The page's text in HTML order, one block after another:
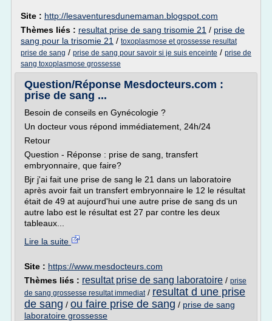
Site : http://lesaventuresdunemaman.blogspot.com
Thèmes liés : resultat prise de sang trisomie 21 / prise de
sang pour la trisomie 21 / toxoplasmose et grossesse resultat
prise de sang / prise de sang pour savoir si je suis enceinte / prise de
sang toxoplasmose grossesse
Question/Réponse Mesdocteurs.com :
prise de sang ...
Besoin de conseils en Gynécologie ?
Un docteur vous répond immédiatement, 24h/24
Retour
Question - Réponse : prise de sang, transfert
embryonnaire, que faire?
Bjr j'ai fait une prise de sang le 21 dans un laboratoire
après avoir fait un transfert embryonnaire le 12 le résultat
était de 49 at aujourd'hui une autre prise de sang ds un
autre labo est le résultat est 27 par contre les deux
tableaux...
Lire la suite
Site : https://www.mesdocteurs.com
Thèmes liés : resultat prise de sang laboratoire / prise
de sang grossesse resultat immediat/ resultat d une prise
de sang / ou faire prise de sang / prise de sang
laboratoire grossesse